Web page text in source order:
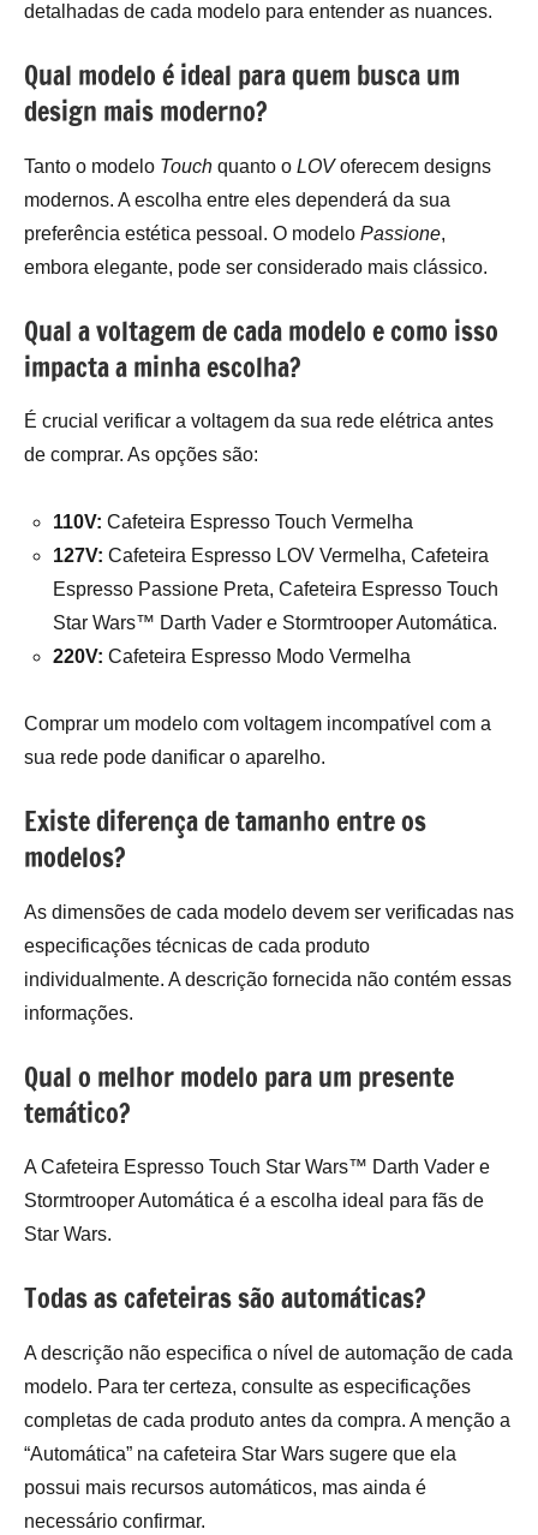
detalhadas de cada modelo para entender as nuances.
Qual modelo é ideal para quem busca um
design mais moderno?
Tanto o modelo Touch quanto o LOVoferecem designs
modernos. A escolha entre eles dependerá da sua
preferência estética pessoal. O modelo Passione,
embora elegante, pode ser considerado mais clássico.
Qual a voltagem de cada modelo e como isso
impacta a minha escolha?
É crucial verificar a voltagem da sua rede elétrica antes
de comprar. As opções são:
110V: Cafeteira Espresso Touch Vermelha
127V: Cafeteira Espresso LOV Vermelha, Cafeteira
Espresso Passione Preta, Cafeteira Espresso Touch
Star Wars™ Darth Vader e Stormtrooper Automática.
220V: Cafeteira Espresso Modo Vermelha
Comprar um modelo com voltagem incompatível com a
sua rede pode danificar o aparelho.
Existe diferença de tamanho entre os
modelos?
As dimensões de cada modelo devem ser verificadas nas
especificações técnicas de cada produto
individualmente. A descrição fornecida não contém essas
informações.
Qual o melhor modelo para um presente
temático?
A Cafeteira Espresso Touch Star Wars™ Darth Vader e
Stormtrooper Automática é a escolha ideal para fãs de
Star Wars.
Todas as cafeteiras são automáticas?
A descrição não especifica o nível de automação de cada
modelo. Para ter certeza, consulte as especificações
completas de cada produto antes da compra. A menção a
“Automática” na cafeteira Star Wars sugere que ela
possui mais recursos automáticos, mas ainda é
necessário confirmar.